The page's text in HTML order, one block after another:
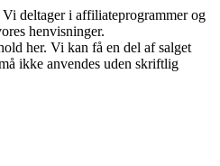
deltager i affiliateprogrammer og
henvisninger.
her. Vi kan få en del af salget
ikke anvendes uden skriftlig